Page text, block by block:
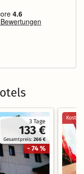
3 Tage
133 €
Gesamtpreis:266 €
- 74 %